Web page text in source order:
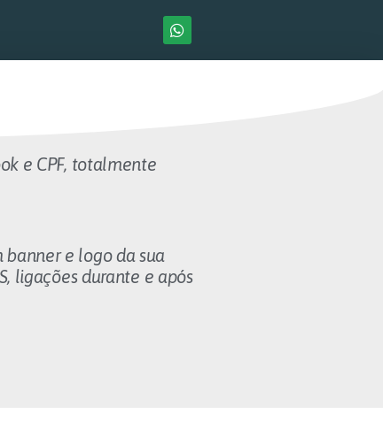
e CPF, totalmente
banner e logo da sua
ligações durante e após